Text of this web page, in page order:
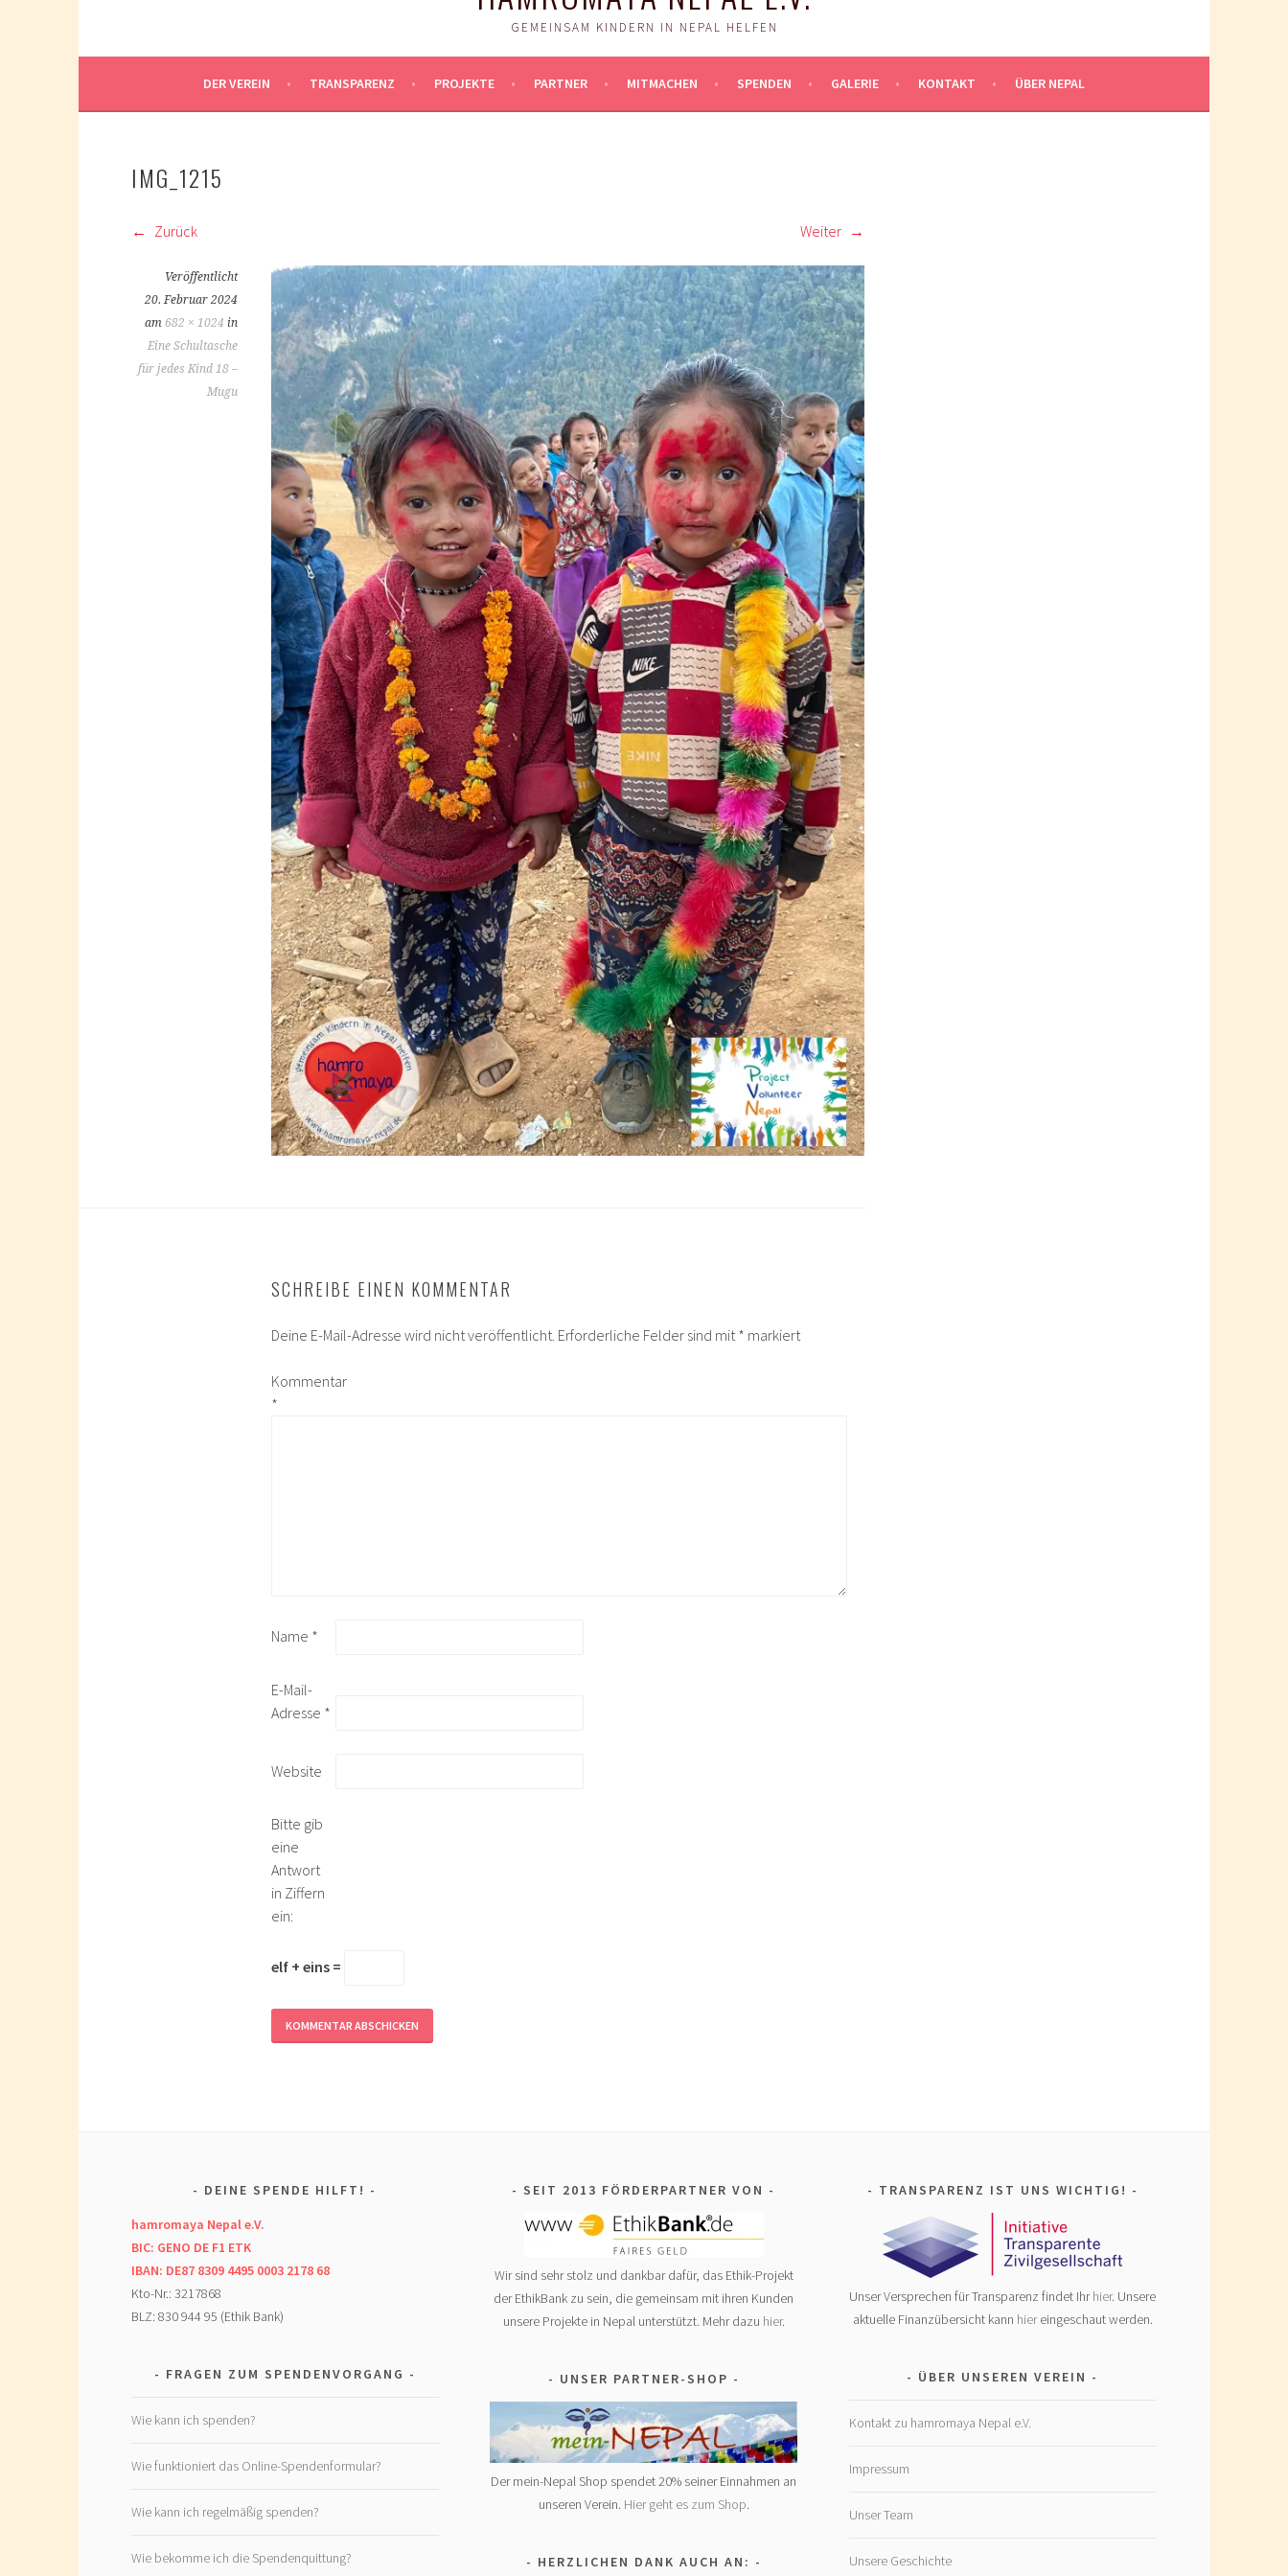
GEMEINSAM KINDERN IN NEPAL HELFEN
DER VEREIN TRANSPARENZ PROJEKTE PARTNER MITMACHEN SPENDEN GALERIE KONTAKT ÜBER NEPAL
IMG_1215
Zurück Weiter
Veröffentlicht
20. Februar 2024
am 682 × 1024 in
Eine Schultasche
für jedes Kind 18 –
Mugu
SCHREIBE EINEN KOMMENTAR
Deine E-Mail-Adresse wird nicht veröffentlicht. Erforderliche Felder sind mit* markiert
Kommentar
*
Name *
E-Mail-
Adresse *
Website
Bitte gib
eine
Antwort
in Ziffern
ein:
elf + eins =
DEINE SPENDE HILFT!
hamromaya Nepal e.V.
BIC: GENO DE F1 ETK
IBAN: DE87 8309 4495 0003 2178 68
Kto-Nr.: 3217868
BLZ: 830 944 95 (Ethik Bank)
FRAGEN ZUM SPENDENVORGANG
Wie kann ich spenden?
Wie funktioniert das Online-Spendenformular?
Wie kann ich regelmäßig spenden?
Wie bekomme ich die Spendenquittung?
SEIT 2013 FÖRDERPARTNER VON
Wir sind sehr stolz und dankbar dafür, das Ethik-Projekt
der EthikBank zu sein, die gemeinsam mit ihren Kunden
unsere Projekte in Nepal unterstützt. Mehr dazu hier.
UNSER PARTNER-SHOP
Der mein-Nepal Shop spendet 20% seiner Einnahmen an
unseren Verein. Hier geht es zum Shop.
HERZLICHEN DANK AUCH AN:
TRANSPARENZ IST UNS WICHTIG!
Unser Versprechen für Transparenz findet Ihrhier. Unsere
aktuelle Finanzübersicht kann hiereingeschaut werden.
ÜBER UNSEREN VEREIN
Kontakt zu hamromaya Nepal e.V.
Impressum
Unser Team
Unsere Geschichte